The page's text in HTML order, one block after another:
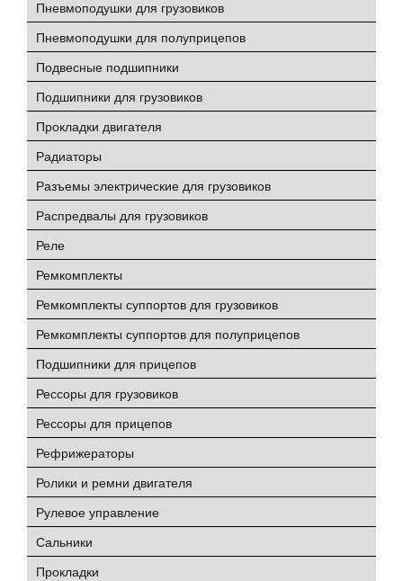
Пневмоподушки для грузовиков
Пневмоподушки для полуприцепов
Подвесные подшипники
Подшипники для грузовиков
Прокладки двигателя
Радиаторы
Разъемы электрические для грузовиков
Распредвалы для грузовиков
Реле
Ремкомплекты
Ремкомплекты суппортов для грузовиков
Ремкомплекты суппортов для полуприцепов
Подшипники для прицепов
Рессоры для грузовиков
Рессоры для прицепов
Рефрижераторы
Ролики и ремни двигателя
Рулевое управление
Сальники
Прокладки